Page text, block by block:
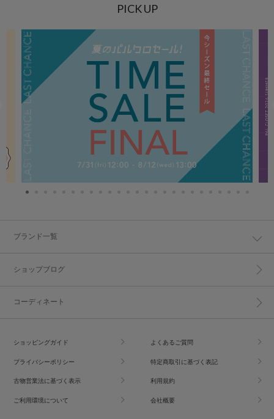
PICK UP
ブランド一覧
ショップブログ
コーディネート
ショッピングガイド よくあるご質問
プライバシーポリシー 特定商取引に基づく表記
古物営業法に基づく表示 利用規約
ご利用環境について 会社概要